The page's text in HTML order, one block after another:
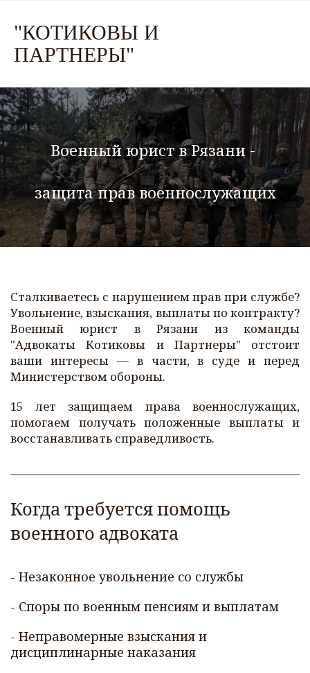
"КОТИКОВЫ И
ПАРТНЕРЫ"
Военный юрист в Рязани -
защита прав военнослужащих
Сталкиваетесь с нарушением прав при службе?
Увольнение, взыскания, выплаты по контракту?
Военный юрист в Рязани из команды
"Адвокаты Котиковы и Партнеры" отстоит
ваши интересы — в части, в суде и перед
Министерством обороны.
15 лет защищаем права военнослужащих,
помогаем получать положенные выплаты и
восстанавливать справедливость.
Когда требуется помощь
военного адвоката
- Незаконное увольнение со службы
- Споры по военным пенсиям и выплатам
- Неправомерные взыскания и
дисциплинарные наказания